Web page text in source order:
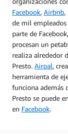
Facebook, Airbnb,
de mil
parte de
procesan un
realiza alrededor
Presto. Airpal,
herramienta de
funciona además
Presto se puede
en Facebook.